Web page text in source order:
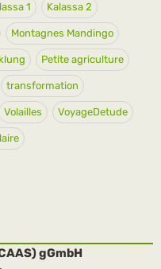
1 Kalassa 2
Montagnes Mandingo
Petite agriculture
transformation
Volailles VoyageDetude
gGmbH